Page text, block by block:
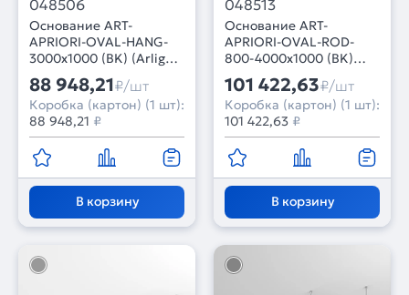
048506
Основание ART-
APRIORI-OVAL-HANG-
3000x1000 (BK) (Arlight,
IP20 Металл, 3 года)
88 948,21₽/шт
Коробка (картон) (1 шт):
88 948,21 ₽
В корзину
048513
Основание ART-
APRIORI-OVAL-ROD-
800-4000x1000 (BK)
(Arlight, IP20 Металл, 3
года)
101 422,63₽/шт
Коробка (картон) (1 шт):
101 422,63 ₽
В корзину